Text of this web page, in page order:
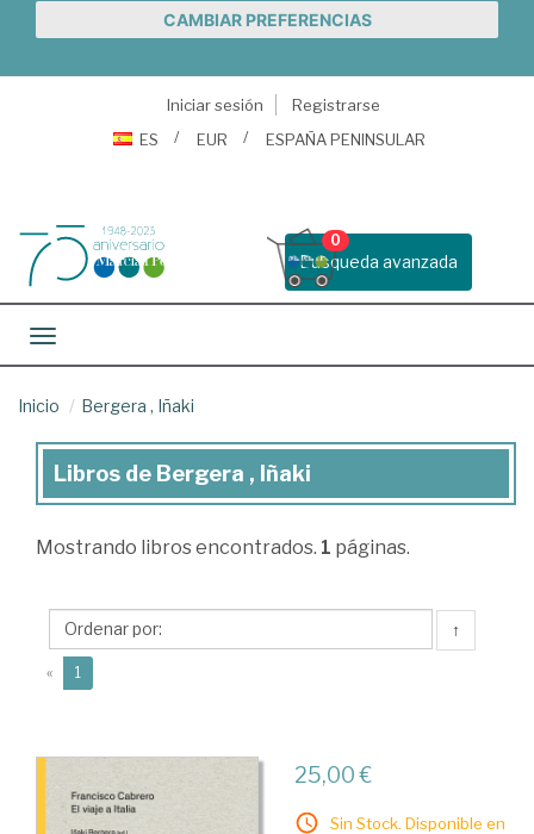
CAMBIAR PREFERENCIAS
Iniciar sesión
Registrarse
ES
EUR ESPAÑA PENINSULAR
Busqueda avanzada
0
Toggle navigation
Inicio Bergera , Iñaki
Libros
Bergera
Iñaki
Libros de Bergera , Iñaki
Mostrando libros encontrados. 1 páginas.
↑
« 1
25,00 €
Sin Stock. Disponible en